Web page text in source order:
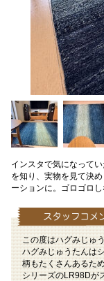
インスタで気になって
を知り、実物を見て決
ーションに。ゴロゴロ
この度はハグみじゅ
ハグみじゅうたんは
柄もたくさんあるた
シリーズのLR98Dが